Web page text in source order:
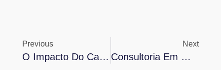
Previous
O Impacto Do Capital Social No Sucesso Do Seu MEI
Next
Consultoria Em Marketing Digital: O Que Você Precisa Saber Para Alavancar Seu Negócio